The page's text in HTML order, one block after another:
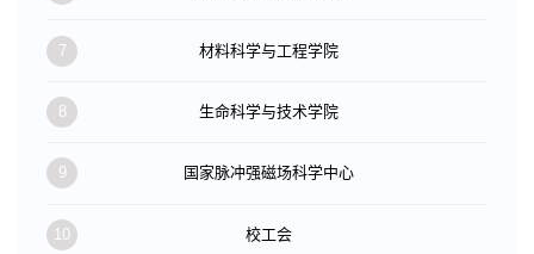
7 材料科学与工程学院
8 生命科学与技术学院
9 国家脉冲强磁场科学中心
10 校工会